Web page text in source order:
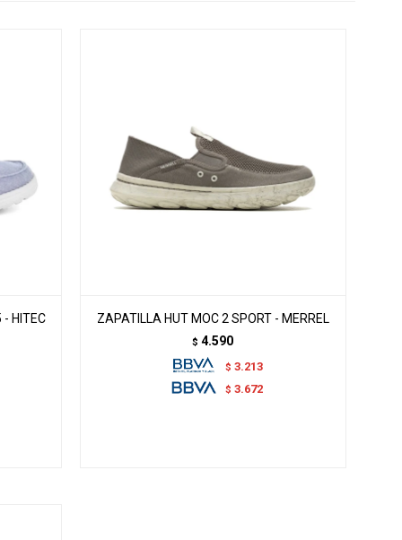
HITEC ZAPATILLA HUT MOC 2 SPORT - MERREL
$ 4.590
$ 3.213
$ 3.672